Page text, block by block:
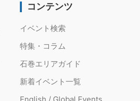
コンテンツ
イベント検索
特集・コラム
石巻エリアガイド
新着イベント一覧
English / Global Events